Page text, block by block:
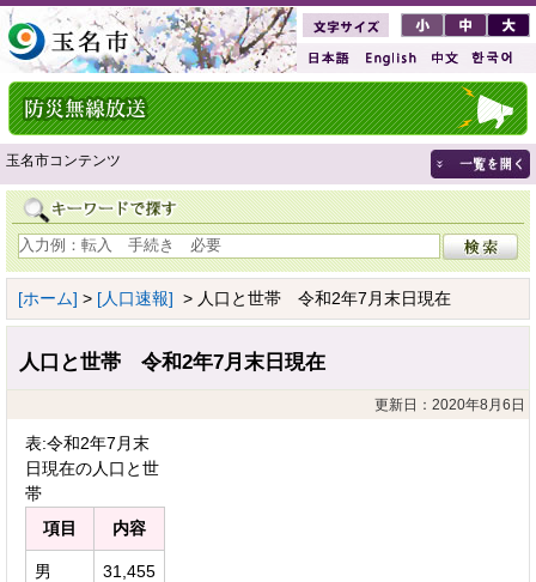
玉名市コンテンツ
[ホーム] > [人口速報] > 人口と世帯 令和2年7月末日現在
人口と世帯 令和2年7月末日現在
更新日：2020年8月6日
表:令和2年7月末
日現在の人口と世
帯
項目
内容
男 31,455